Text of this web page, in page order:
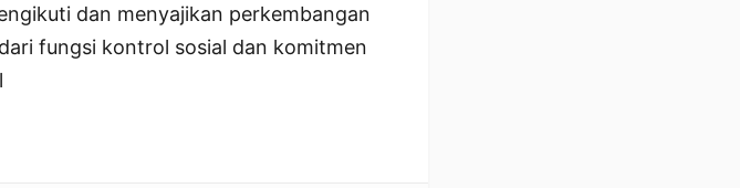
dan menyajikan perkembangan
fungsi kontrol sosial dan komitmen